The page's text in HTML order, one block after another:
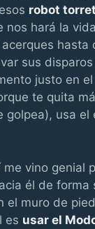
robot
nos hará la
hasta
sus
justo en
te quita
golpea), usa el
vino genial
él de forma
el muro de
es usar el